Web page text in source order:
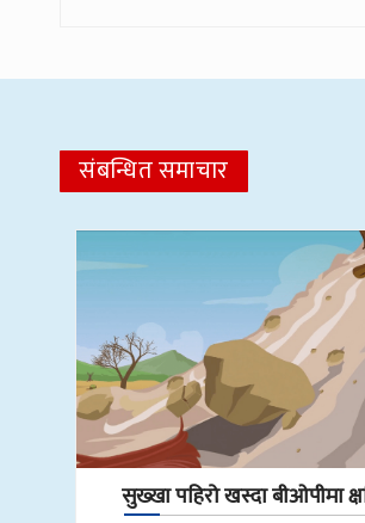
संबन्धित समाचार
सुख्खा पहिरो खस्दा बीओपीमा